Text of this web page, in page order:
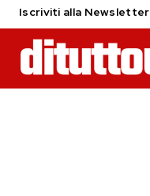
Iscriviti alla Newsletter